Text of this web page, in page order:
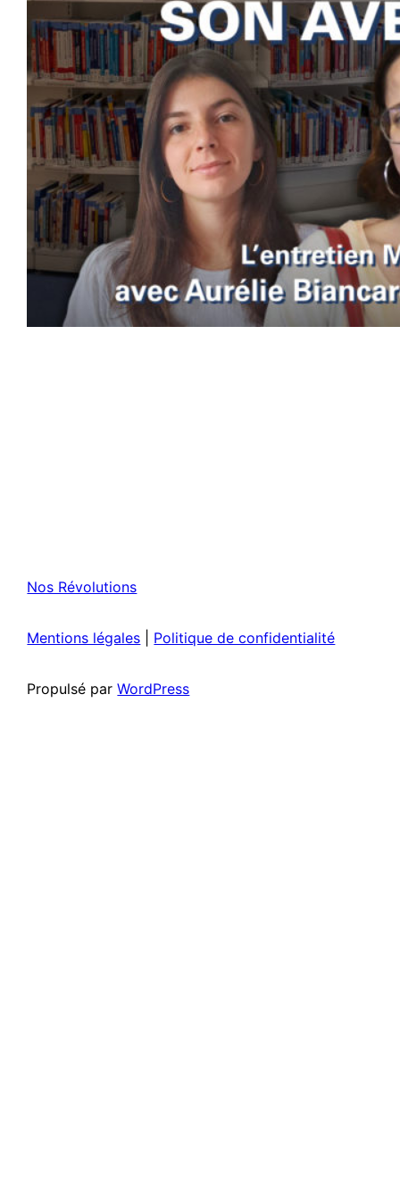
Nos Révolutions
Mentions légales Politique de confidentialité
Propulsé parWordPress